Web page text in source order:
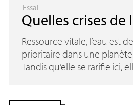
Essai
Quelles crises de
Ressource vitale, l’eau est
prioritaire dans une
Tandis qu’elle se rarifie ici,